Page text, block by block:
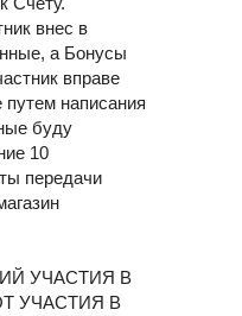
внес в
а Бонусы
вправе
путем написания
буду
10
передачи
УЧАСТИЯ В
УЧАСТИЯ В